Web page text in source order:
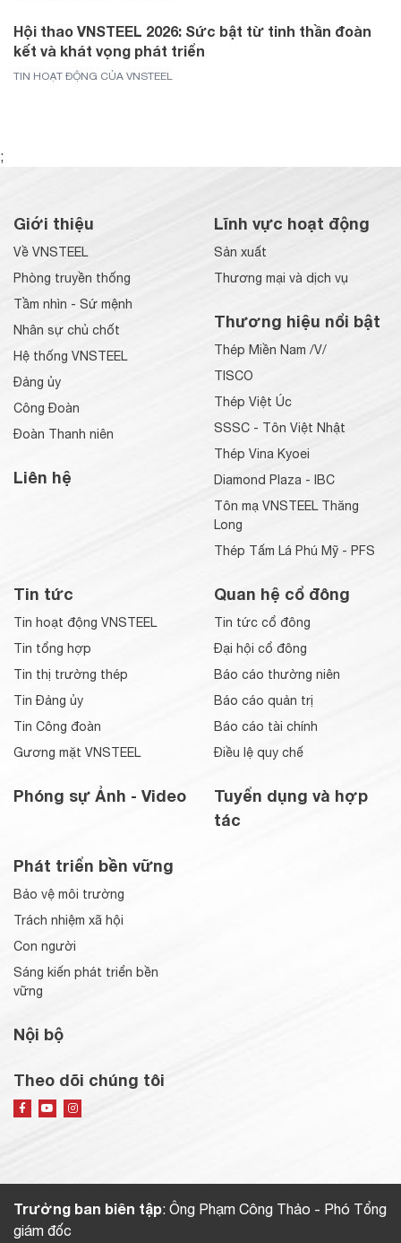
Hội thao VNSTEEL 2026: Sức bật từ tinh thần đoàn
kết và khát vọng phát triển
TIN HOẠT ĐỘNG CỦA VNSTEEL
;
Giới thiệu
Về VNSTEEL
Phòng truyền thống
Tầm nhìn - Sứ mệnh
Nhân sự chủ chốt
Hệ thống VNSTEEL
Đảng ủy
Công Đoàn
Đoàn Thanh niên
Liên hệ
Lĩnh vực hoạt động
Sản xuất
Thương mại và dịch vụ
Thương hiệu nổi bật
Thép Miền Nam /V/
TISCO
Thép Việt Úc
SSSC - Tôn Việt Nhật
Thép Vina Kyoei
Diamond Plaza - IBC
Tôn mạ VNSTEEL Thăng
Long
Thép Tấm Lá Phú Mỹ - PFS
Tin tức
Tin hoạt động VNSTEEL
Tin tổng hợp
Tin thị trường thép
Tin Đảng ủy
Tin Công đoàn
Gương mặt VNSTEEL
Phóng sự Ảnh - Video
Quan hệ cổ đông
Tin tức cổ đông
Đại hội cổ đông
Báo cáo thường niên
Báo cáo quản trị
Báo cáo tài chính
Điều lệ quy chế
Tuyển dụng và hợp
tác
Phát triển bền vững
Bảo vệ môi trường
Trách nhiệm xã hội
Con người
Sáng kiến phát triển bền
vững
Nội bộ
Theo dõi chúng tôi
Trưởng ban biên tập: Ông Phạm Công Thảo - Phó Tổng
giám đốc